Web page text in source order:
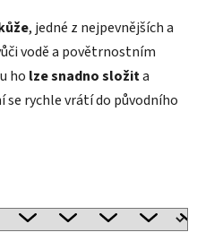
, jedné z nejpevnějších a
vodě a povětrnostním
ho lze snadno složita
se rychle vrátí do původního